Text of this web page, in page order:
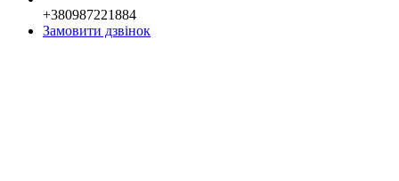
+380987221884
Замовити дзвінок